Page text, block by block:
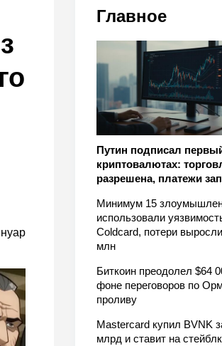
Главное
Путин подписал
криптовалютах:
разрешена, платежи
Минимум 15
использовали
Coldcard, потери
млн
Биткоин преодолел $64
фоне переговоров по
проливу
Mastercard купил BVNK
млрд и ставит на